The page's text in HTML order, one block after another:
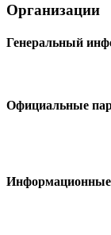
Организации
Генеральный
Официальные